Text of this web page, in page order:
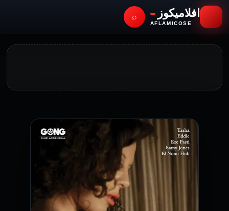
افلاميكوز
AFLAMICOSE
⌕